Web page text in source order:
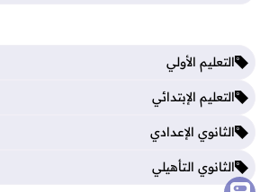
التعليم الأولي
التعليم الإبتدائي
الثانوي الإعدادي
الثانوي التأهيلي